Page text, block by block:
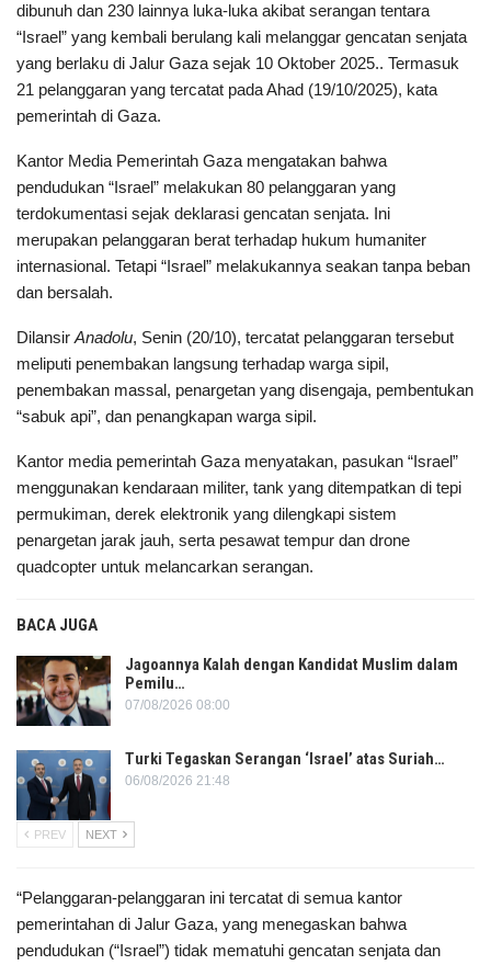
dibunuh dan 230 lainnya luka-luka akibat serangan tentara
“Israel” yang kembali berulang kali melanggar gencatan senjata
yang berlaku di Jalur Gaza sejak 10 Oktober 2025.. Termasuk
21 pelanggaran yang tercatat pada Ahad (19/10/2025), kata
pemerintah di Gaza.
Kantor Media Pemerintah Gaza mengatakan bahwa
pendudukan “Israel” melakukan 80 pelanggaran yang
terdokumentasi sejak deklarasi gencatan senjata. Ini
merupakan pelanggaran berat terhadap hukum humaniter
internasional. Tetapi “Israel” melakukannya seakan tanpa beban
dan bersalah.
Dilansir Anadolu, Senin (20/10), tercatat pelanggaran tersebut
meliputi penembakan langsung terhadap warga sipil,
penembakan massal, penargetan yang disengaja, pembentukan
“sabuk api”, dan penangkapan warga sipil.
Kantor media pemerintah Gaza menyatakan, pasukan “Israel”
menggunakan kendaraan militer, tank yang ditempatkan di tepi
permukiman, derek elektronik yang dilengkapi sistem
penargetan jarak jauh, serta pesawat tempur dan drone
quadcopter untuk melancarkan serangan.
BACA JUGA
Jagoannya Kalah dengan Kandidat Muslim dalam
Pemilu…
07/08/2026 08:00
Turki Tegaskan Serangan ‘Israel’ atas Suriah…
06/08/2026 21:48
PREV NEXT
“Pelanggaran-pelanggaran ini tercatat di semua kantor
pemerintahan di Jalur Gaza, yang menegaskan bahwa
pendudukan (“Israel”) tidak mematuhi gencatan senjata dan